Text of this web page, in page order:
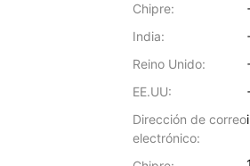
Chipre:
India:
Reino Unido:
EE.UU:
Dirección de correo
electrónico: